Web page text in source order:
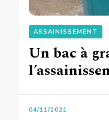
ASSAINISSEMENT
Un bac à
04/11/2021